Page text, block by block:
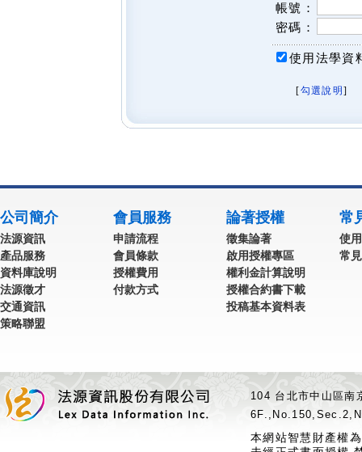
帳號：
密碼：
使用法學資
[勾選說明 ]
公司簡介
法源資訊
產品服務
資料庫說明
法源徵才
交通資訊
策略聯盟
會員服務
申請流程
會員條款
授權費用
付款方式
論著授權
徵集論著
啟用授權專區
權利金計算說明
授權合約書下載
投稿基本資料表
常
使
常
104 台北市中山區
本網站智慧財產權